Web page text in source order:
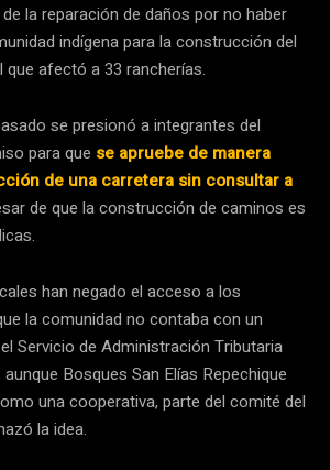
la reparación de daños por no haber
indígena para la construcción del
que afectó a 33 rancherías.
se presionó a integrantes del
para que se apruebe de manera
de una carretera sin consultar a
de que la construcción de caminos es
han negado el acceso a los
la comunidad no contaba con un
Servicio de Administración Tributaria
Bosques San Elías Repechique
una cooperativa, parte del comité del
la idea.